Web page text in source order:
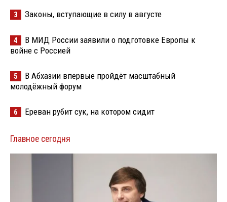
3 Законы, вступающие в силу в августе
4
В МИД России заявили о подготовке Европы к
войне с Россией
5
В Абхазии впервые пройдёт масштабный
молодёжный форум
6 Ереван рубит сук, на котором сидит
Главное сегодня